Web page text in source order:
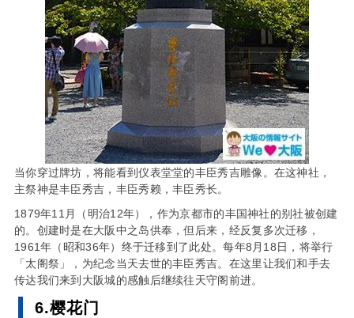
当你穿过牌坊，将能看到仪表堂堂的丰臣秀吉雕像。在这神社，
主祭神是丰臣秀吉，丰臣秀赖，丰臣秀长。
1879年11月（明治12年），作为京都市的丰国神社的别社被创建
的。创建时是在大阪中之岛供奉，但后来，经反复多次迁移，
1961年（昭和36年）终于迁移到了此处。每年8月18日，将举行
「太阁祭」，为纪念当天去世的丰臣秀吉。在这里让我们和手去
传达我们来到大阪城的感触后继续往天守阁前进。
6.樱花门